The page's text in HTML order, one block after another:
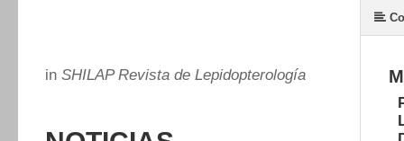
in SHILAP Revista de Lepidopterología